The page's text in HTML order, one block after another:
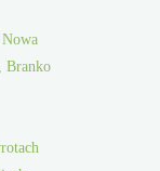
Nowa
Branko